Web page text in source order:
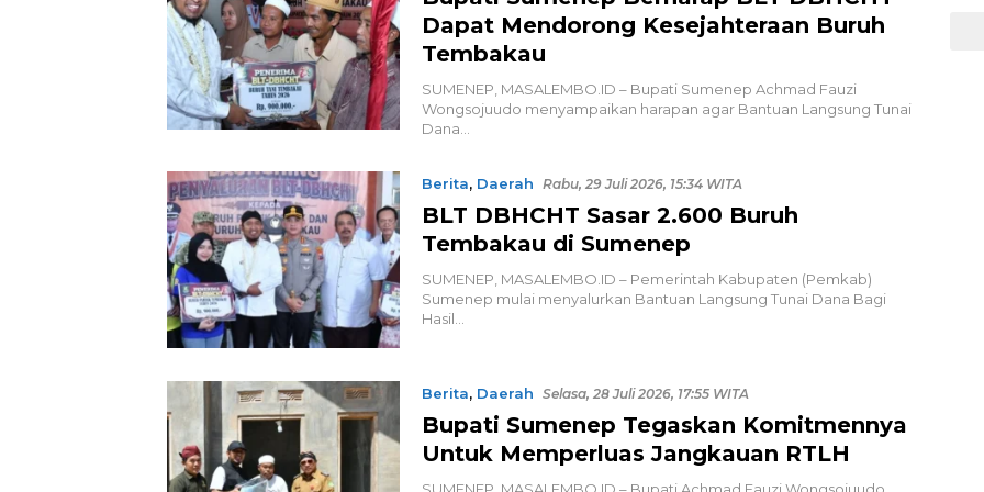
Dapat Mendorong Kesejahteraan Buruh
Tembakau
SUMENEP, MASALEMBO.ID – Bupati Sumenep Achmad Fauzi
Wongsojuudo menyampaikan harapan agar Bantuan Langsung Tunai
Dana…
Berita, Daerah Rabu, 29 Juli 2026, 15:34 WITA
BLT DBHCHT Sasar 2.600 Buruh
Tembakau di Sumenep
SUMENEP, MASALEMBO.ID – Pemerintah Kabupaten (Pemkab)
Sumenep mulai menyalurkan Bantuan Langsung Tunai Dana Bagi
Hasil…
Berita, Daerah Selasa, 28 Juli 2026, 17:55 WITA
Bupati Sumenep Tegaskan Komitmennya
Untuk Memperluas Jangkauan RTLH